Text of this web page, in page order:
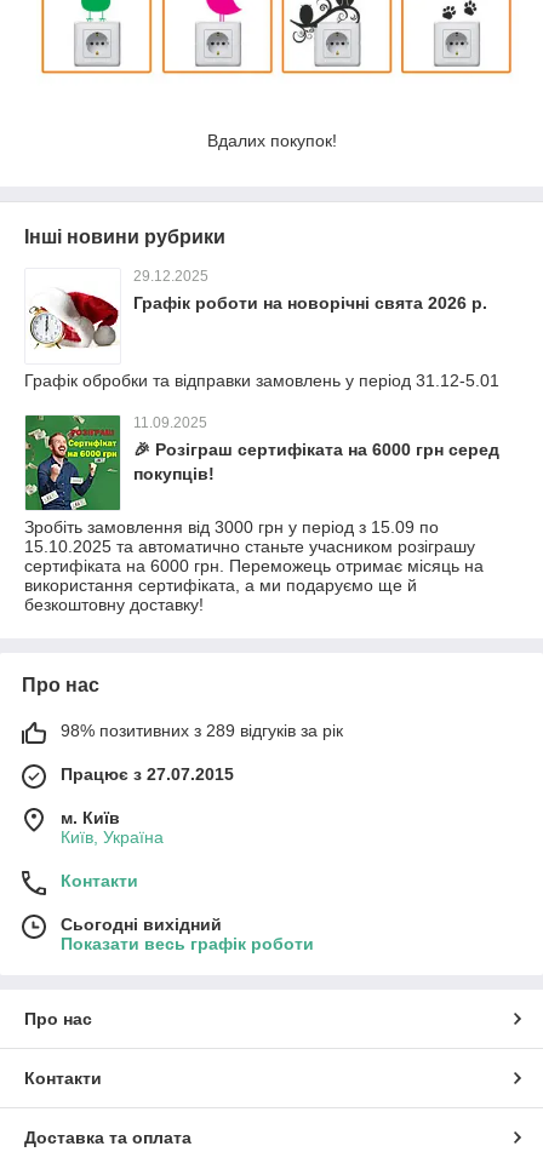
Вдалих покупок!
Інші новини рубрики
29.12.2025
Графік роботи на новорічні свята 2026 р.
Графік обробки та відправки замовлень у період 31.12-5.01
11.09.2025
🎉 Розіграш сертифіката на 6000 грн серед
покупців!
Зробіть замовлення від 3000 грн у період з 15.09 по
15.10.2025 та автоматично станьте учасником розіграшу
сертифіката на 6000 грн. Переможець отримає місяць на
використання сертифіката, а ми подаруємо ще й
безкоштовну доставку!
Про нас
98% позитивних з 289 відгуків за рік
Працює з 27.07.2015
м. Київ
Київ, Україна
Контакти
Сьогодні вихідний
Показати весь графік роботи
Про нас
Контакти
Доставка та оплата